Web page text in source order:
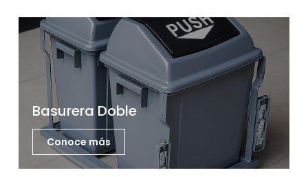
Basurera Doble
Conoce más